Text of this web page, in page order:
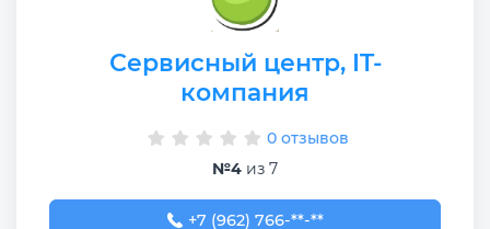
Сервисный центр, IT-
компания
0 отзывов
№4 из 7
+7 (962) 766-33-88
+7 (962) 766-**-**